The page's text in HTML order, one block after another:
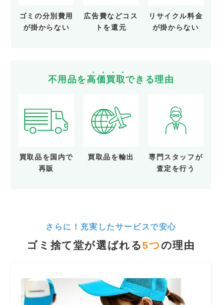
ゴミの分別費用
が掛からない
広告費などコス
トを還元
リサイクル料金
が掛からない
不用品を高価買取できる理由
買取品を国内で
再販
買取品を輸出
専門スタッフが
査定を行う
さらに！充実したサービスで安心
ゴミ捨て堂が選ばれる5つの理由